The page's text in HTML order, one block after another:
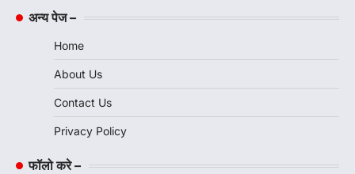
अन्य पेज –
Home
About Us
Contact Us
Privacy Policy
फॉलो करे –